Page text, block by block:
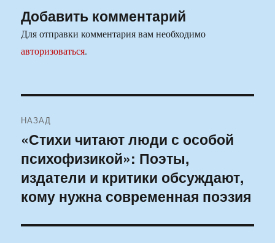
Добавить комментарий
Для отправки комментария вам необходимо
авторизоваться.
по
записям
НАЗАД
Предыдущая
запись:
«Стихи читают люди с особой
психофизикой»: Поэты,
издатели и критики обсуждают,
кому нужна современная поэзия